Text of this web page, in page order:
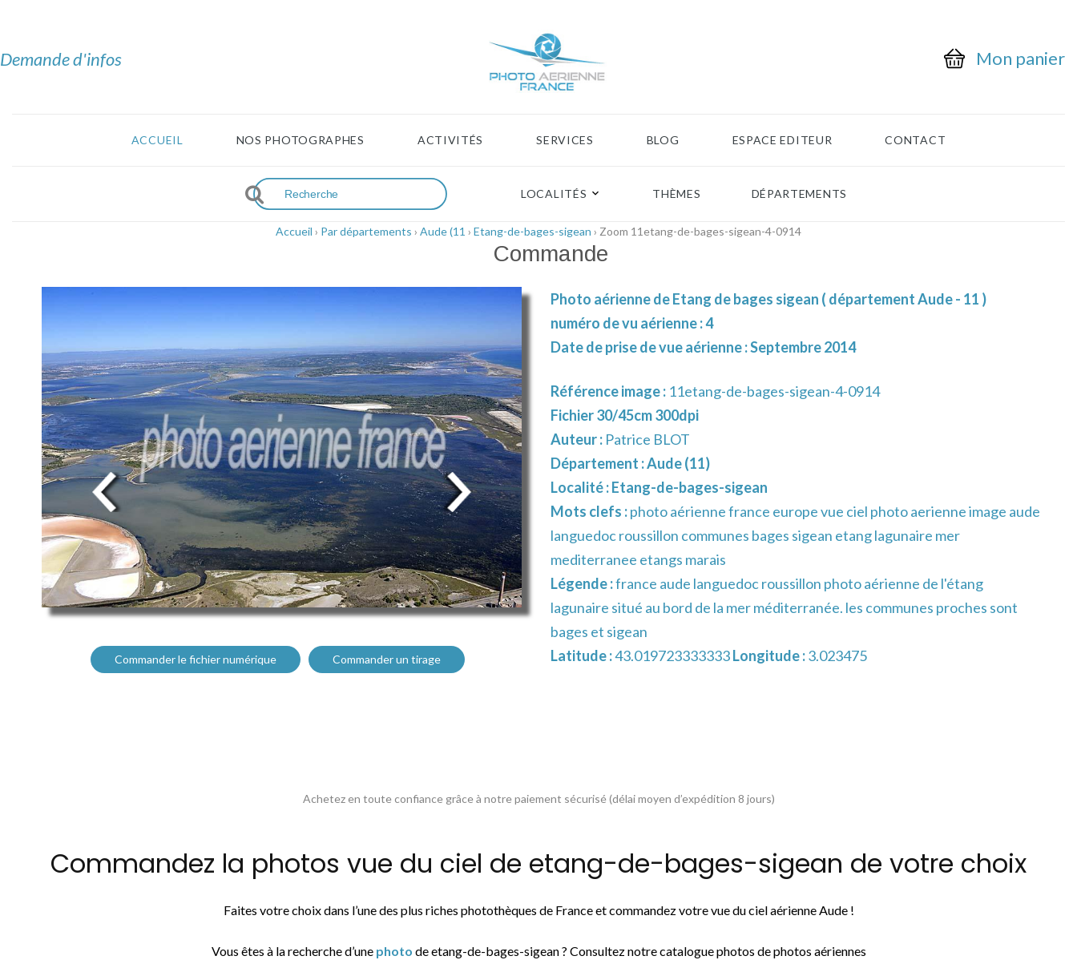
Demande d'infos Mon panier
ACCUEIL NOS PHOTOGRAPHES ACTIVITÉS SERVICES BLOG ESPACE EDITEUR CONTACT
LOCALITÉS THÈMES DÉPARTEMENTS
Accueil › Par départements › Aude (11 › Etang-de-bages-sigean › Zoom 11etang-de-bages-sigean-4-0914
Commande
Commander le fichier numérique Commander un tirage
Photo aérienne de Etang de bages sigean ( département Aude - 11 )
numéro de vu aérienne : 4
Date de prise de vue aérienne : Septembre 2014
Référence image : 11etang-de-bages-sigean-4-0914
Fichier 30/45cm 300dpi
Auteur : Patrice BLOT
Département :Aude (11)
Localité :Etang-de-bages-sigean
Mots clefs :photo aérienne france europe vue ciel photo aerienne image aude
languedoc roussillon communes bages sigean etang lagunaire mer
mediterranee etangs marais
Légende :france aude languedoc roussillon photo aérienne de l'étang
lagunaire situé au bord de la mer méditerranée. les communes proches sont
bages et sigean
Latitude :43.019723333333Longitude :3.023475
Achetez en toute confiance grâce à notre paiement sécurisé (délai moyen d’expédition 8 jours)
Commandez la photos vue du ciel de etang-de-bages-sigean de votre choix
Faites votre choix dans l’une des plus riches photothèques de France et commandez votre vue du ciel aérienne Aude !
Vous êtes à la recherche d’une photo de etang-de-bages-sigean ? Consultez notre catalogue photos de photos aériennes